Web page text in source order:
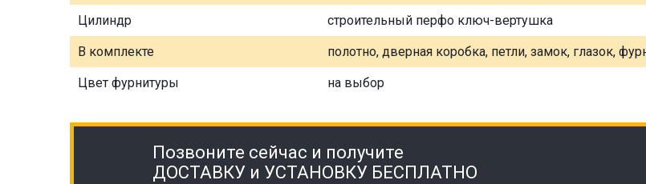
Цилиндр строительный перфо ключ-вертушка
В комплекте полотно, дверная коробка, петли, замок, глазок,
Цвет фурнитуры на выбор
Позвоните сейчас и получите
ДОСТАВКУ и УСТАНОВКУ БЕСПЛАТНО